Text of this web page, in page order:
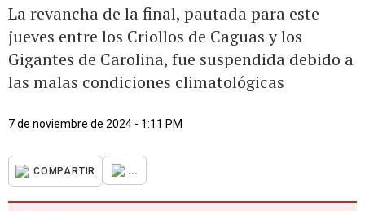
La revancha de la final, pautada para este
jueves entre los Criollos de Caguas y los
Gigantes de Carolina, fue suspendida debido a
las malas condiciones climatológicas
7 de noviembre de 2024 - 1:11 PM
COMPARTIR ...